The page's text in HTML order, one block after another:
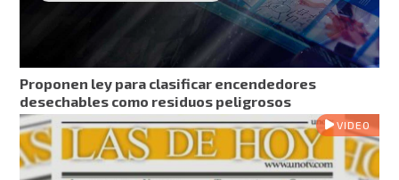
Proponen ley para clasificar encendedores
desechables como residuos peligrosos
VIDEO